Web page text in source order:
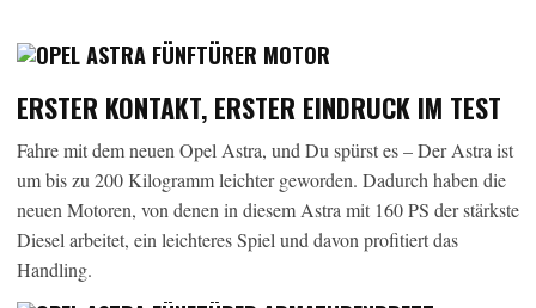
ERSTER KONTAKT, ERSTER EINDRUCK IM TEST
Fahre mit dem neuen Opel Astra, und Du spürst es – Der Astra ist
um bis zu 200 Kilogramm leichter geworden. Dadurch haben die
neuen Motoren, von denen in diesem Astra mit 160 PS der stärkste
Diesel arbeitet, ein leichteres Spiel und davon profitiert das
Handling.